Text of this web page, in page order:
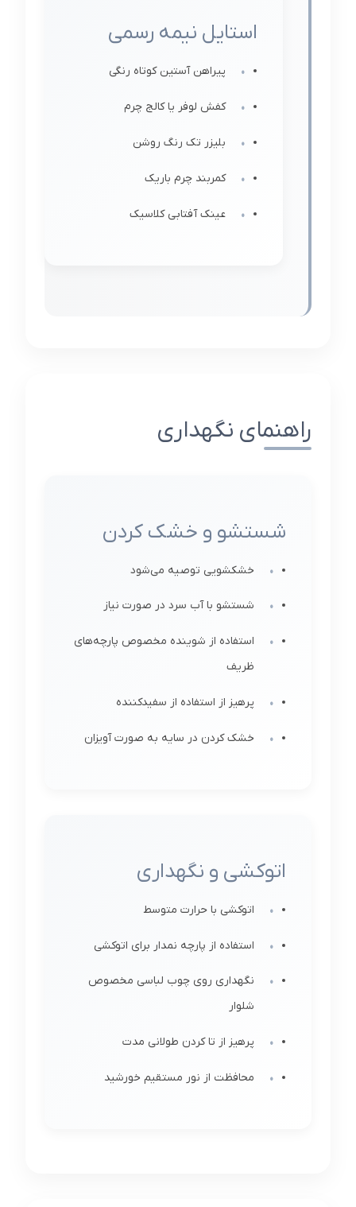
استایل نیمه رسمی
پیراهن آستین کوتاه رنگی
کفش لوفر یا کالج چرم
بلیزر تک رنگ روشن
کمربند چرم باریک
عینک آفتابی کلاسیک
راهنمای نگهداری
شستشو و خشک کردن
خشکشویی توصیه می‌شود
شستشو با آب سرد در صورت نیاز
استفاده از شوینده مخصوص پارچه‌های
ظریف
پرهیز از استفاده از سفیدکننده
خشک کردن در سایه به صورت آویزان
اتوکشی و نگهداری
اتوکشی با حرارت متوسط
استفاده از پارچه نمدار برای اتوکشی
نگهداری روی چوب لباسی مخصوص
شلوار
پرهیز از تا کردن طولانی مدت
محافظت از نور مستقیم خورشید